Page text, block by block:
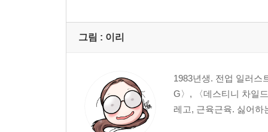
그림 : 이리
1983년생. 전업 일러스
G〉, 〈데스티니 차일
레고, 근육근육. 싫어하